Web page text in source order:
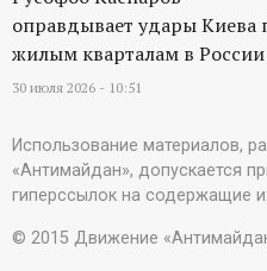
оправдывает удары Киева
жилым кварталам в России
30 июля 2026 - 10:51
Использование материалов,
«Антимайдан», допускается
гиперссылок на содержащие
© 2015 Движение